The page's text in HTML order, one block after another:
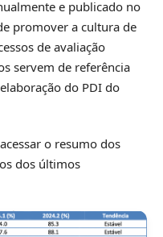
e publicado no
promover a cultura de
de avaliação
servem de referência
do PDI do
o resumo dos
dos últimos